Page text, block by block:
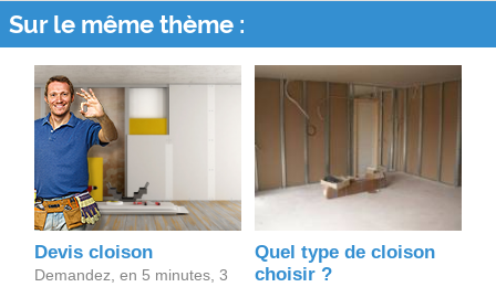
Sur le même thème :
Devis cloison
Demandez, en 5 minutes, 3
Quel type de cloison
choisir ?